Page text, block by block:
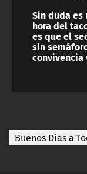
Sin duda
hora del
es que el
sin
convivencia
Buenos Días a